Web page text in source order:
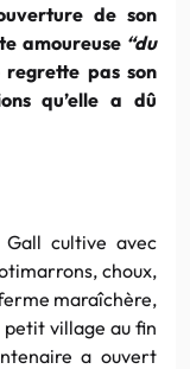
de son
amoureuse “du
pas son
qu’elle a dû
cultive avec
choux,
maraîchère,
petit village au fin
a ouvert